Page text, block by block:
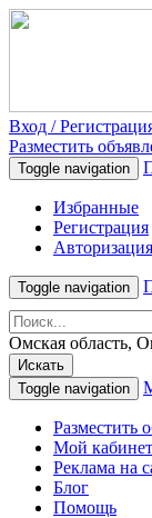
Вход /
Разместить
Toggle navigation
Избранные
Регистрация
Авторизация
Toggle navigation
Омская область,
Искать
Toggle navigation
Разместить
Мой кабинет
Реклама на
Блог
Помощь